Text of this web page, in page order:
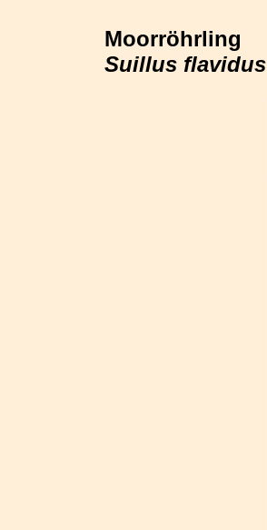
Moorröhrling
Suillus flavidus